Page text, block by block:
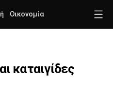
Οικονομία
καταιγίδες